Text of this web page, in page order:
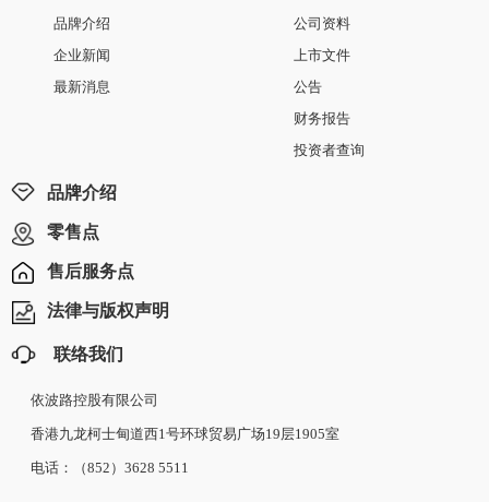
品牌介绍
企业新闻
最新消息
公司资料
上市文件
公告
财务报告
投资者查询
品牌介绍
零售点
售后服务点
法律与版权声明
联络我们
依波路控股有限公司
香港九龙柯士甸道西1号环球贸易广场19层1905室
电话：（852）3628 5511